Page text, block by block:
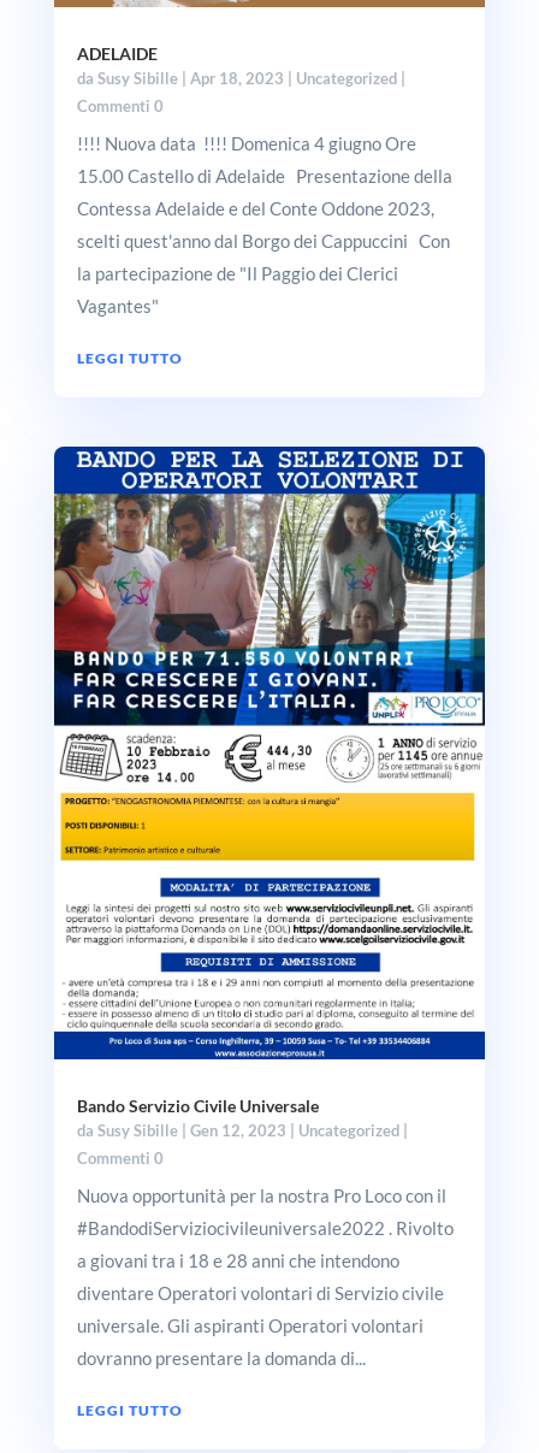
ADELAIDE
da Susy Sibille| Apr 18, 2023 Uncategorized|
Commenti 0
!!!! Nuova data !!!! Domenica 4 giugno Ore
15.00 Castello di Adelaide Presentazione della
Contessa Adelaide e del Conte Oddone 2023,
scelti quest'anno dal Borgo dei Cappuccini Con
la partecipazione de "Il Paggio dei Clerici
Vagantes"
LEGGI TUTTO
Bando Servizio Civile Universale
da Susy Sibille| Gen 12, 2023 | Uncategorized|
Commenti 0
Nuova opportunità per la nostra Pro Loco con il
#BandodiServiziocivileuniversale2022 . Rivolto
a giovani tra i 18 e 28 anni che intendono
diventare Operatori volontari di Servizio civile
universale. Gli aspiranti Operatori volontari
dovranno presentare la domanda di...
LEGGI TUTTO